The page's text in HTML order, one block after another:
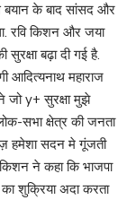
के बाद सांसद और
रवि किशन और जया
बढ़ा दी गई है.
आदित्यनाथ महाराज
जो y+ सुरक्षा मुझे
सभा क्षेत्र की जनता
हमेशा सदन मे गूंजती
ने कहा कि भाजपा
शुक्रिया अदा करता